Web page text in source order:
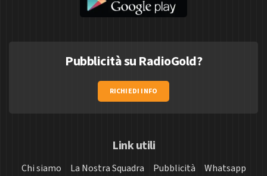
Pubblicità su RadioGold?
RICHIEDI INFO
Link utili
Chi siamo La Nostra Squadra Pubblicità
Whatsapp